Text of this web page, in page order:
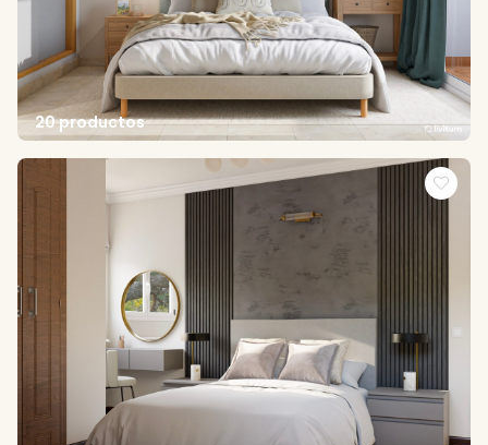
20 productos